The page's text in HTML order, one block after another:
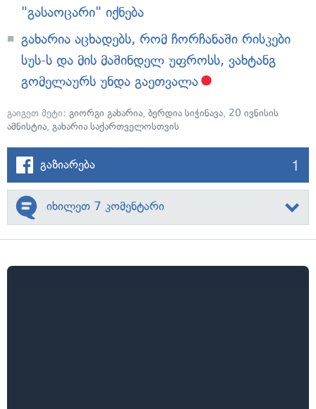
"გასაოცარი" იქნება
გახარია აცხადებს, რომ ჩორჩანაში რისკები
სუს-ს და მის მაშინდელ უფროსს, ვახტანგ
გომელაურს უნდა გაეთვალა
გაიგეთ მეტი: გიორგი გახარია, ბერდია სიჭინავა, 20 ივნისის
ამნისტია, გახარია საქართველოსთვის
გაზიარება 1
იხილეთ 7 კომენტარი